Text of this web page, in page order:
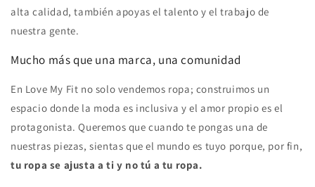
alta calidad, también apoyas el talento y el trabajo de
nuestra gente.
Mucho más que una marca, una comunidad
En Love My Fit no solo vendemos ropa; construimos un
espacio donde la moda es inclusiva y el amor propio es el
protagonista. Queremos que cuando te pongas una de
nuestras piezas, sientas que el mundo es tuyo porque, por fin,
tu ropa se ajusta a ti y no tú a tu ropa.